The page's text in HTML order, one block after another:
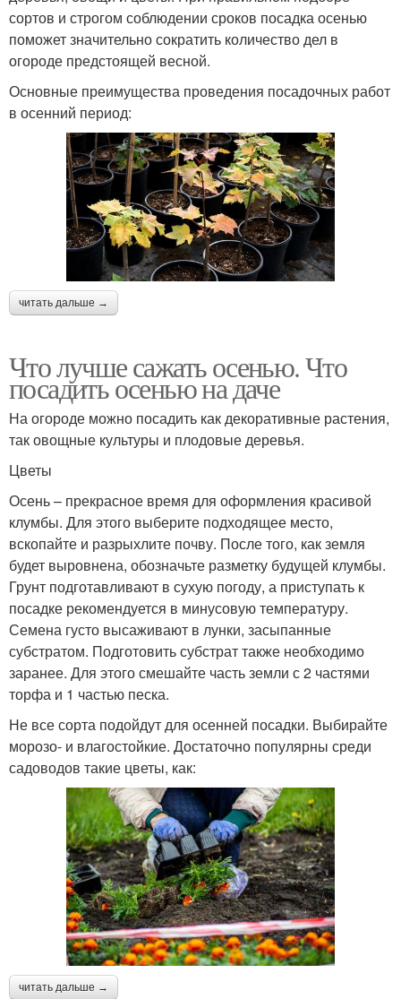
сортов и строгом соблюдении сроков посадка осенью
поможет значительно сократить количество дел в
огороде предстоящей весной.
Основные преимущества проведения посадочных работ
в осенний период:
читать дальше →
Что лучше сажать осенью. Что
посадить осенью на даче
На огороде можно посадить как декоративные растения,
так овощные культуры и плодовые деревья.
Цветы
Осень – прекрасное время для оформления красивой
клумбы. Для этого выберите подходящее место,
вскопайте и разрыхлите почву. После того, как земля
будет выровнена, обозначьте разметку будущей клумбы.
Грунт подготавливают в сухую погоду, а приступать к
посадке рекомендуется в минусовую температуру.
Семена густо высаживают в лунки, засыпанные
субстратом. Подготовить субстрат также необходимо
заранее. Для этого смешайте часть земли с 2 частями
торфа и 1 частью песка.
Не все сорта подойдут для осенней посадки. Выбирайте
морозо- и влагостойкие. Достаточно популярны среди
садоводов такие цветы, как:
читать дальше →